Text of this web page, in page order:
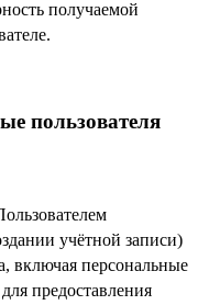
получаемой
пользователя
учётной записи)
включая персональные
предоставления